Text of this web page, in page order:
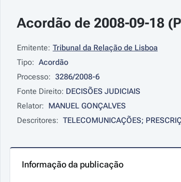
Acordão de 2008-09-18
Emitente: Tribunal da Relação de Lisboa
Tipo: Acordão
Processo: 3286/2008-6
Fonte Direito: DECISÕES JUDICIAIS
Relator: MANUEL GONÇALVES
Descritores: TELECOMUNICAÇÕES;
Informação da publicação